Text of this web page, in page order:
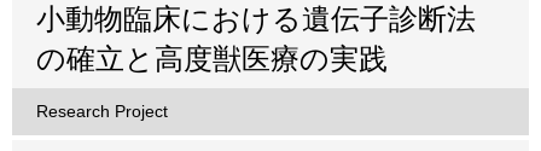
小動物臨床における遺伝子診断法
の確立と高度獣医療の実践
Research Project